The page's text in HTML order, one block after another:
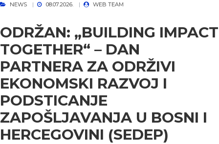
NEWS 08.07.2026. WEB TEAM
ODRŽAN: „BUILDING IMPACT
TOGETHER“ – DAN
PARTNERA ZA ODRŽIVI
EKONOMSKI RAZVOJ I
PODSTICANJE
ZAPOŠLJAVANJA U BOSNI I
HERCEGOVINI (SEDEP)